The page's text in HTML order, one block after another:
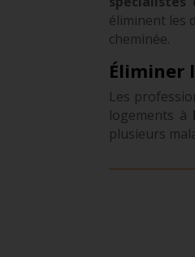
éliminent les
cheminée.
Éliminer
Les
logements à
plusieurs